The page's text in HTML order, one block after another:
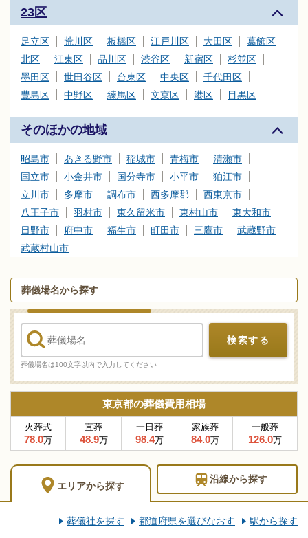
と思われることでも遠慮なく、お電話でご相談ください。
葬儀と葬式、告別式の違いとは？葬儀の意味、費用相場や流れ
も解説
家族葬の基礎知識｜費用や流れ、メリットと注意点について
23区
足立区 荒川区 板橋区 江戸川区 大田区
葛飾区
北区
江東区 品川区 渋谷区 新宿区
杉並区
墨田区
世田谷区 台東区 中央区
千代田区
豊島区
中野区 練馬区 文京区 港区 目黒区
そのほかの地域
昭島市 あきる野市 稲城市 青梅市
清瀬市
国立市
小金井市 国分寺市 小平市
狛江市
立川市
多摩市 調布市 西多摩郡
西東京市
八王子市
羽村市 東久留米市 東村山市
東大和市
日野市
府中市 福生市 町田市 三鷹市
武蔵野市
武蔵村山市
葬儀場名から探す
検索する
葬儀場名は100文字以内で入力してください
東京都の葬儀費用相場
火葬式
78.0万
直葬
48.9万
一日葬
98.4万
家族葬
84.0万
一般葬
126.0万
エリアから探す
沿線から探す
葬儀社を探す 都道府県を選びなおす 駅から探す